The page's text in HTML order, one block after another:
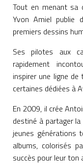
Tout en menant sa
Yvon Amiel publie
premiers dessins
Ses pilotes aux
rapidement
inspirer une ligne
certaines dédiées à
En 2009, il crée
destiné à partager
jeunes générations
albums, colorisés
succès pour leur ton